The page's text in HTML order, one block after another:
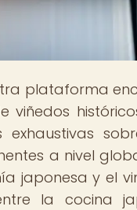
plataforma
viñedos
exhaustivas
a nivel
japonesa y el
la cocina